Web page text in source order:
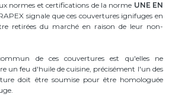
normes et certifications de la norme UNE EN
signale que ces couvertures ignifuges en
retirées du marché en raison de leur non-
de ces couvertures est qu'elles ne
un feu d'huile de cuisine, précisément l'un des
doit être soumise pour être homologuée